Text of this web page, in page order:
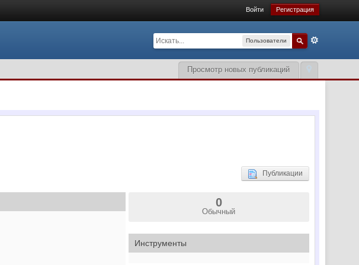
Войти Регистрация
Пользователи
Просмотр новых публикаций
Публикации
0
Обычный
Инструменты